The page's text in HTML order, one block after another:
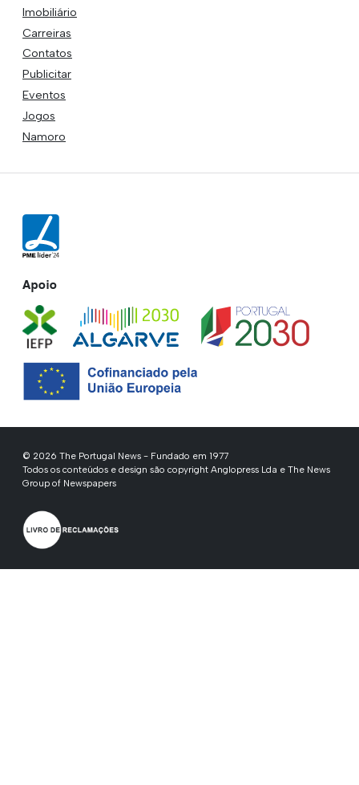
Imobiliário
Carreiras
Contatos
Publicitar
Eventos
Jogos
Namoro
Apoio
© 2026 The Portugal News - Fundado em 1977
Todos os conteúdos e design são copyright Anglopress Lda e The News
Group of Newspapers